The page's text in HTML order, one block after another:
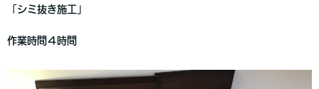
「シミ抜き施工」
作業時間４時間